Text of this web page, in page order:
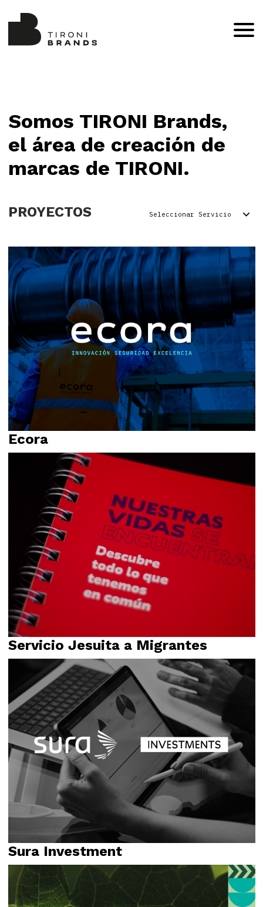
Somos TIRONI Brands,
el área de creación de
marcas de TIRONI.
PROYECTOS
Identidad visual
Propósito
Relato
Ecora
Campañas
Identidad visual
Relato
Servicio Jesuita a Migrantes
Campañas
Relato
Sura Investment